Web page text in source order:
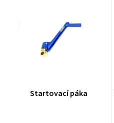
Startovací páka